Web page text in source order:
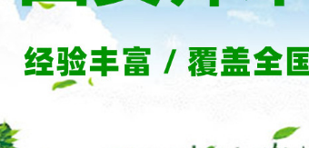
清淤检测
公司介绍
荣誉资质